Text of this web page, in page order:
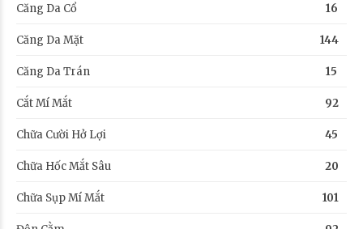
Căng Da Cổ 16
Căng Da Mặt 144
Căng Da Trán 15
Cắt Mí Mắt 92
Chữa Cười Hở Lợi 45
Chữa Hốc Mắt Sâu 20
Chữa Sụp Mí Mắt 101